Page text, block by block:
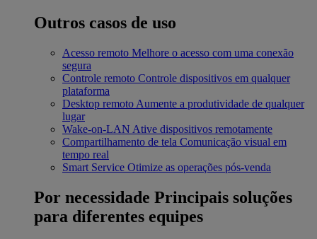
Outros casos de uso
Acesso remoto Melhore o acesso com uma conexão
segura
Controle remoto Controle dispositivos em qualquer
plataforma
Desktop remoto Aumente a produtividade de qualquer
lugar
Wake-on-LAN Ative dispositivos remotamente
Compartilhamento de tela Comunicação visual em
tempo real
Smart Service Otimize as operações pós-venda
Por necessidade Principais soluções
para diferentes equipes